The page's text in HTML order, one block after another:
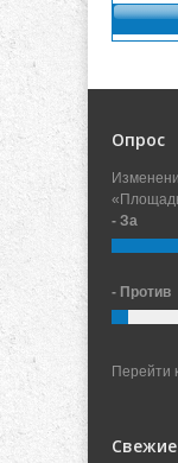
Опрос
- За
- Против
Перейти